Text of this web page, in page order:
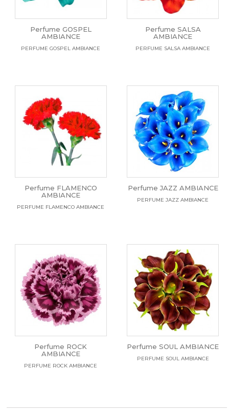
Perfume GOSPEL
AMBIANCE
PERFUME GOSPEL AMBIANCE
Perfume SALSA
AMBIANCE
PERFUME SALSA AMBIANCE
Perfume FLAMENCO
AMBIANCE
PERFUME FLAMENCO AMBIANCE
Perfume JAZZ AMBIANCE
PERFUME JAZZ AMBIANCE
Perfume ROCK
AMBIANCE
PERFUME ROCK AMBIANCE
Perfume SOUL AMBIANCE
PERFUME SOUL AMBIANCE